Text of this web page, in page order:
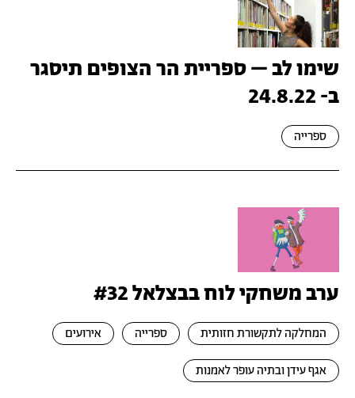
שימו לב – ספריית הר הצופים תיסגר
ב- 24.8.22
ספרייה
ערב משחקי לוח בבצלאל #32
המחלקה לתקשורת חזותית ספרייה אירועים
אגף עידן ובתיה עופר לאמנות